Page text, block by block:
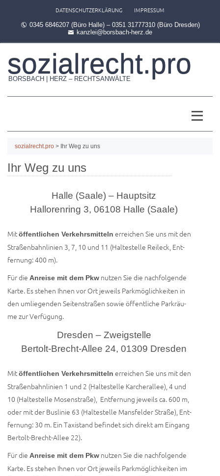
DATENSCHUTZERKLÄRUNG IMPRESSUM
0345 6846207 (Büro Halle) – 0351 31777310 (Büro Dresden)
kanzlei@borsbach-herz.de
sozialrecht.pro
BORSBACH | HERZ – RECHTSANWÄLTE
sozialrecht.pro > Ihr Weg zu uns
Ihr Weg zu uns
Halle (Saale) – Hauptsitz
Hallorenring 3, 06108 Halle (Saale)
Mitöffent­li­chen Ver­kehrs­mit­teln errei­chen Sie uns mit den
Stra­ßen­bahn­li­ni­en 3, 7, 10 und 11 (Hal­te­stel­le Reil­eck, Ent­
fer­nung: 400 m).
Für die Anrei­se mit dem Pkw nut­zen Sie die nach­fol­gen­de
Kar­te. Es ste­hen Ihnen vor Ort jeweils Park­mög­lich­kei­ten in
den umlie­gen­den Sei­ten­stra­ßen sowie öffent­li­che Park­räu­
me zur Verfügung.
Dresden – Zweigstelle
Bertolt-Brecht-Allee 24, 01309 Dresden
Mitöffent­li­chen Ver­kehrs­mit­teln errei­chen Sie uns mit den
Stra­ßen­bahn­li­ni­en 1 und 2 (Hal­te­stel­le Kar­cher­al­lee), 4 und
10 (Hal­te­stel­le Mosen­stra­ße), Ent­fer­nung jeweils ca. 600 m,
oder mit der Bus­li­nie 63 (Hal­te­stel­le Mans­fel­der Stra­ße), Ent­
fer­nung: 30 m. Ein Taxi­stand befin­det sich direkt am Ein­gang
Ber­tolt-Brecht-Allee 22).
Für die Anrei­se mit dem Pkw nut­zen Sie die nach­fol­gen­de
Kar­te. Es ste­hen Ihnen vor Ort jeweils Park­mög­lich­kei­ten im